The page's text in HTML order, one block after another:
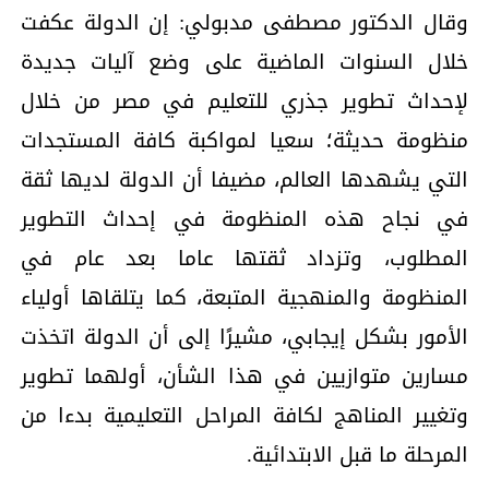
وقال الدكتور مصطفى مدبولي: إن الدولة عكفت
خلال السنوات الماضية على وضع آليات جديدة
لإحداث تطوير جذري للتعليم في مصر من خلال
منظومة حديثة؛ سعيا لمواكبة كافة المستجدات
التي يشهدها العالم، مضيفا أن الدولة لديها ثقة
في نجاح هذه المنظومة في إحداث التطوير
المطلوب، وتزداد ثقتها عاما بعد عام في
المنظومة والمنهجية المتبعة، كما يتلقاها أولياء
الأمور بشكل إيجابي، مشيرًا إلى أن الدولة اتخذت
مسارين متوازيين في هذا الشأن، أولهما تطوير
وتغيير المناهج لكافة المراحل التعليمية بدءا من
المرحلة ما قبل الابتدائية.